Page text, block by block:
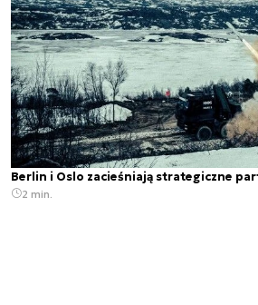
Berlin i Oslo zacieśniają strategiczne
2 min.